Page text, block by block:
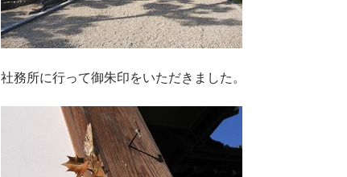
社務所に行って御朱印をいただきました。